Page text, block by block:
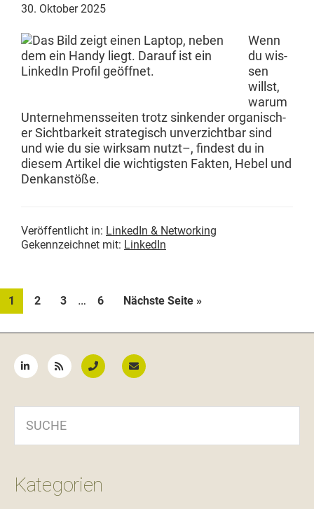
30. Oktober 2025
Wenn
du wis­
sen
willst,
warum
Unternehmens­seit­en trotz sink­ender organ­is­ch­
er Sicht­barkeit strate­gisch unverzicht­bar sind
und wie du sie wirk­sam nutzt–, find­est du in
diesem Artikel die wichtig­sten Fak­ten, Hebel und
Denkanstöße.
Veröffentlicht in: LinkedIn & Networking
Gekennzeichnet mit: LinkedIn
Seite
1 Seite
2 Seite
3
Weggelassene
… Seite
6 Nächste Seite aufrufen
»
Kategorien